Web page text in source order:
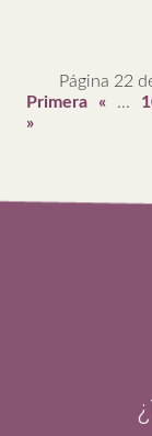
Página 22
Primera
« ...
»